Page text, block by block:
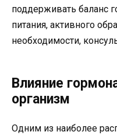
поддерживать баланс
питания, активного
необходимости,
Влияние
организм
Одним из наиболее